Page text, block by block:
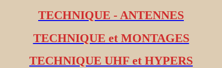
TECHNIQUE - ANTENNES
TECHNIQUE et MONTAGES
TECHNIQUE UHF et HYPERS